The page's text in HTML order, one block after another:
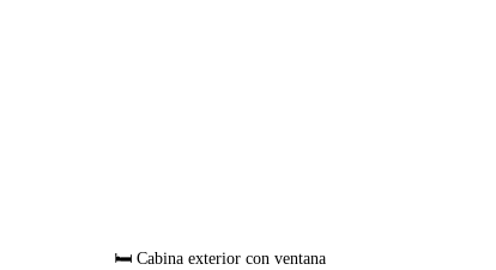
🛏️ Cabina exterior con ventana